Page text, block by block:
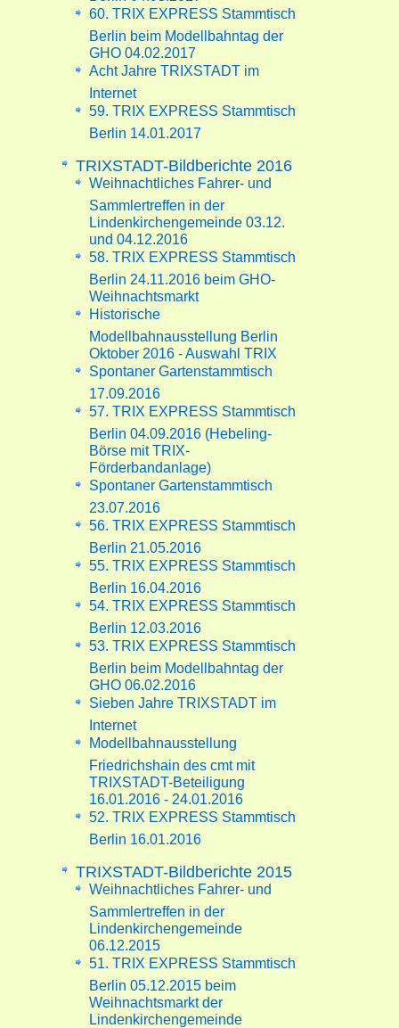
60. TRIX EXPRESS Stammtisch
Berlin beim Modellbahntag der
GHO 04.02.2017
Acht Jahre TRIXSTADT im
Internet
59. TRIX EXPRESS Stammtisch
Berlin 14.01.2017
TRIXSTADT-Bildberichte 2016
Weihnachtliches Fahrer- und
Sammlertreffen in der
Lindenkirchengemeinde 03.12.
und 04.12.2016
58. TRIX EXPRESS Stammtisch
Berlin 24.11.2016 beim GHO-
Weihnachtsmarkt
Historische
Modellbahnausstellung Berlin
Oktober 2016 - Auswahl TRIX
Spontaner Gartenstammtisch
17.09.2016
57. TRIX EXPRESS Stammtisch
Berlin 04.09.2016 (Hebeling-
Börse mit TRIX-
Förderbandanlage)
Spontaner Gartenstammtisch
23.07.2016
56. TRIX EXPRESS Stammtisch
Berlin 21.05.2016
55. TRIX EXPRESS Stammtisch
Berlin 16.04.2016
54. TRIX EXPRESS Stammtisch
Berlin 12.03.2016
53. TRIX EXPRESS Stammtisch
Berlin beim Modellbahntag der
GHO 06.02.2016
Sieben Jahre TRIXSTADT im
Internet
Modellbahnausstellung
Friedrichshain des cmt mit
TRIXSTADT-Beteiligung
16.01.2016 - 24.01.2016
52. TRIX EXPRESS Stammtisch
Berlin 16.01.2016
TRIXSTADT-Bildberichte 2015
Weihnachtliches Fahrer- und
Sammlertreffen in der
Lindenkirchengemeinde
06.12.2015
51. TRIX EXPRESS Stammtisch
Berlin 05.12.2015 beim
Weihnachtsmarkt der
Lindenkirchengemeinde